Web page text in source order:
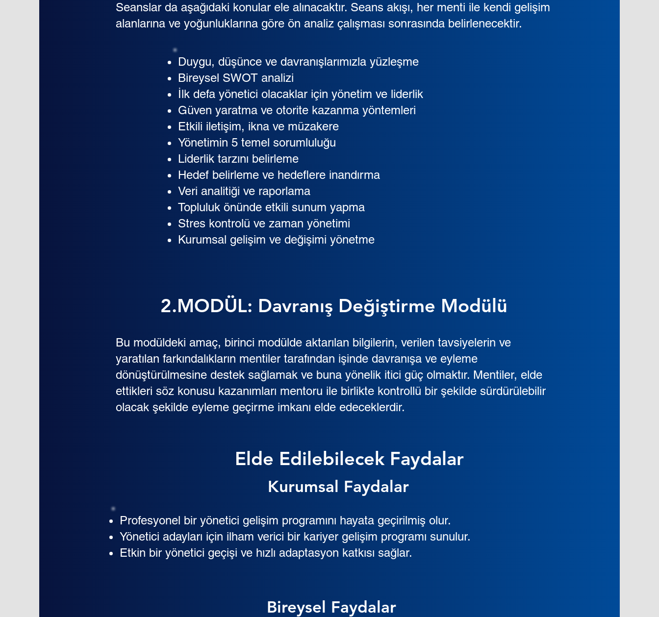
Seanslar da aşağıdaki konular ele alınacaktır. Seans akışı, her menti ile kendi gelişim
alanlarına ve yoğunluklarına göre ön analiz çalışması sonrasında belirlenecektir.
Duygu, düşünce ve davranışlarımızla yüzleşme
Bireysel SWOT analizi
İlk defa yönetici olacaklar için yönetim ve liderlik
Güven yaratma ve otorite kazanma yöntemleri
Etkili iletişim, ikna ve müzakere
Yönetimin 5 temel sorumluluğu
Liderlik tarzını belirleme
Hedef belirleme ve hedeflere inandırma
Veri analitiği ve raporlama
Topluluk önünde etkili sunum yapma
Stres kontrolü ve zaman yönetimi
Kurumsal gelişim ve değişimi yönetme
2.MODÜL: Davranış Değiştirme Modülü
Bu modüldeki amaç, birinci modülde aktarılan bilgilerin, verilen tavsiyelerin ve
yaratılan farkındalıkların mentiler tarafından işinde davranışa ve eyleme
dönüştürülmesine destek sağlamak ve buna yönelik itici güç olmaktır. Mentiler, elde
ettikleri söz konusu kazanımları mentoru ile birlikte kontrollü bir şekilde sürdürülebilir
olacak şekilde eyleme geçirme imkanı elde edeceklerdir.
Elde Edilebilecek Faydalar
Kurumsal Faydalar
Profesyonel bir yönetici gelişim programını hayata geçirilmiş olur.
Yönetici adayları için ilham verici bir kariyer gelişim programı sunulur.
Etkin bir yönetici geçişi ve hızlı adaptasyon katkısı sağlar.
Bireysel Faydalar